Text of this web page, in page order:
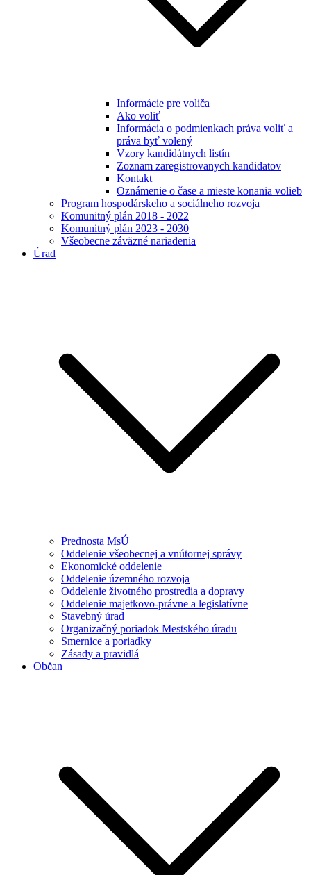
Informácie pre voliča
Ako voliť
Informácia o podmienkach práva voliť a
práva byť volený
Vzory kandidátnych listín
Zoznam zaregistrovanych kandidatov
Kontakt
Oznámenie o čase a mieste konania volieb
Program hospodárskeho a sociálneho rozvoja
Komunitný plán 2018 - 2022
Komunitný plán 2023 - 2030
Všeobecne záväzné nariadenia
Úrad
Prednosta MsÚ
Oddelenie všeobecnej a vnútornej správy
Ekonomické oddelenie
Oddelenie územného rozvoja
Oddelenie životného prostredia a dopravy
Oddelenie majetkovo-právne a legislatívne
Stavebný úrad
Organizačný poriadok Mestského úradu
Smernice a poriadky
Zásady a pravidlá
Občan